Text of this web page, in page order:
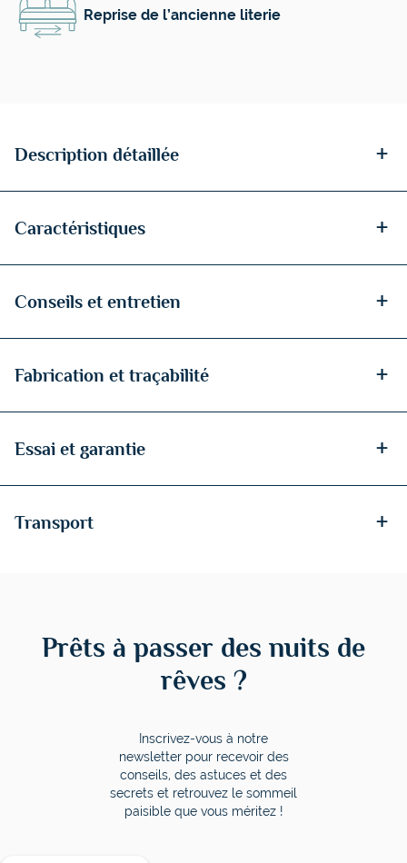
Reprise de l’ancienne literie
Description détaillée +
Caractéristiques +
Conseils et entretien +
Fabrication et traçabilité +
Essai et garantie +
Transport +
Prêts à passer des nuits de
rêves ?
Inscrivez-vous à notre
newsletter pour recevoir des
conseils, des astuces et des
secrets et retrouvez le sommeil
paisible que vous méritez !